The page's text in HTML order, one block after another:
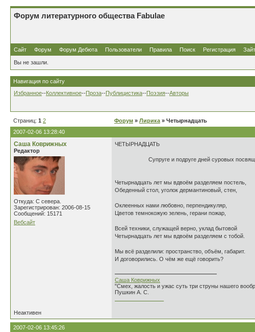
Форум литературного общества Fabulae
Сайт Форум Форум Дебюта Пользователи Правила Поиск Регистрация
Вы не зашли.
Навигация по сайту
Избранное--Коллективное--Проза--Публицистика--Поэзия--Авторы
Страниц: 1 2 Форум » Лирика » Четырнадцать
2007-02-06 13:28:40
Саша Коврижных
Редактор
Откуда: С севера.
Зарегистрирован: 2006-08-15
Сообщений: 15171
Вебсайт
ЧЕТЫРНАДЦАТЬ
Супруге и подруге дней суровых
Четырнадцать лет мы вдвоём разделяем постель,
Обеденный стол, уголок дермантиновый, стен,
Оклеенных нами любовно, перпендикуляр,
Цветов темнокожую зелень, герани пожар,
Всей техники, служащей верно, уклад бытовой
Четырнадцать лет мы вдвоём разделяем с тобой.
Мы всё разделили: пространство, объём, габарит.
И договорились. О чём же ещё говорить?
Саша Коврижных
"Смех, жалость и ужас суть три струны нашего
Пушкин А. С.
Неактивен
2007-02-06 13:45:26